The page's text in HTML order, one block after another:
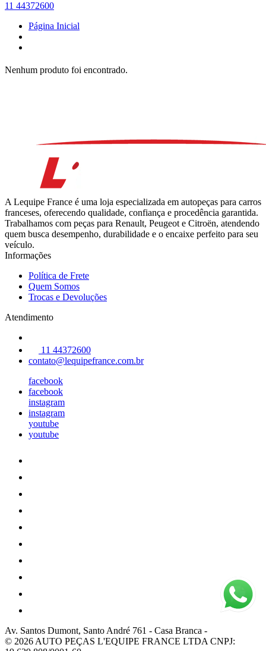
11 44372600
Página Inicial
Nenhum produto foi encontrado.
A Lequipe France é uma loja especializada em autopeças para carros
franceses, oferecendo qualidade, confiança e procedência garantida.
Trabalhamos com peças para Renault, Peugeot e Citroën, atendendo
quem busca desempenho, durabilidade e o encaixe perfeito para seu
veículo.
Informações
Política de Frete
Quem Somos
Trocas e Devoluções
Atendimento
11 44372600
contato@lequipefrance.com.br
facebook
facebook
instagram
instagram
youtube
youtube
Av. Santos Dumont, Santo André 761 - Casa Branca -
© 2026 AUTO PEÇAS L'EQUIPE FRANCE LTDA CNPJ: